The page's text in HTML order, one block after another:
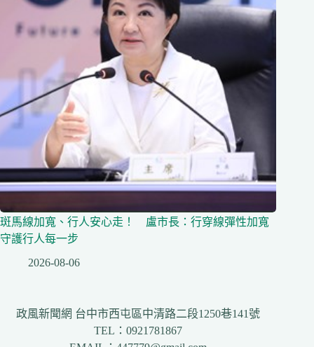
斑馬線加寬、行人安心走！ 盧市長：行穿線彈性加寬
守護行人每一步
2026-08-06
政風新聞網 台中市西屯區中清路二段1250巷141號
TEL：0921781867